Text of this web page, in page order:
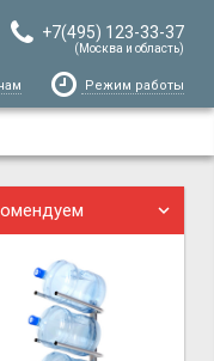
+7(495) 123-33-37
(Москва и область)
Режим работы